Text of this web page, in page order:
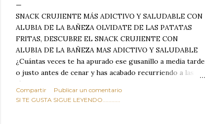
SNACK CRUJIENTE MÁS ADICTIVO Y SALUDABLE CON
ALUBIA DE LA BAÑEZA OLVIDATE DE LAS PATATAS
FRITAS, DESCUBRE EL SNACK CRUJIENTE CON
ALUBIA DE LA BAÑEZA MAS ADICTIVO Y SALUDABLE
¿Cuántas veces te ha apurado ese gusanillo a media tarde
o justo antes de cenar y has acabado recurriendo a las
típicas patatas de bolsa, frutos secos fritos o snacks
ultraprocesados llenos de grasas saturadas y sodio?
Compartir
Publicar un comentario
SI TE GUSTA SIGUE LEYENDO............